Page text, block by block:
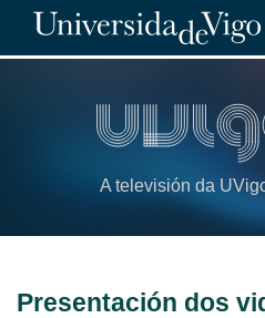
A televisión da
Presentación dos